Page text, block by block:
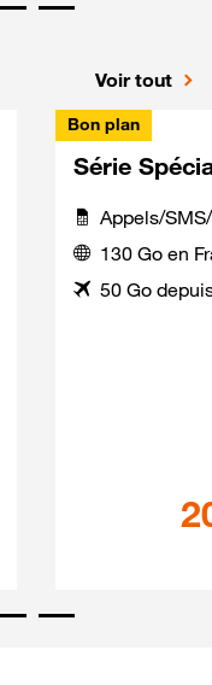
Voir tout
Bon plan
Série
Appels/
130 Go en
50 Go